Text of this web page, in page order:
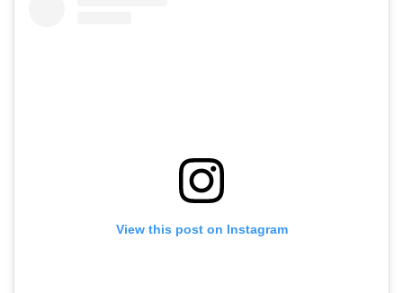
View this post on Instagram